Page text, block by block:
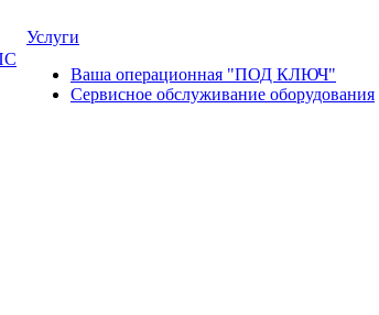
Услуги
Ваша операционная "ПОД КЛЮЧ"
Сервисное обслуживание оборудования